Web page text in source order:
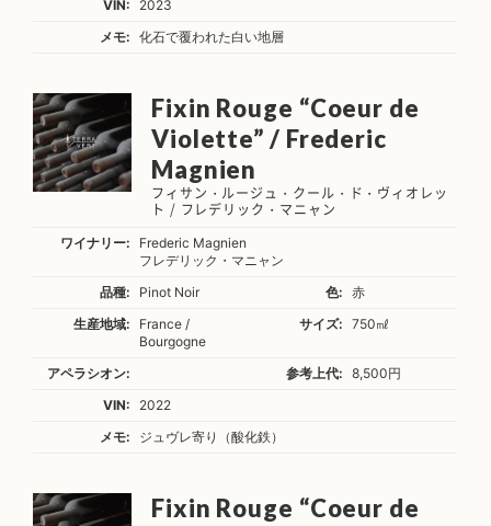
VIN:
2023
メモ:
化石で覆われた白い地層
Fixin Rouge “Coeur de
Violette” / Frederic
Magnien
フィサン・ルージュ・クール・ド・ヴィオレッ
ト / フレデリック・マニャン
ワイナリー:
Frederic Magnien
フレデリック・マニャン
品種:
Pinot Noir 色:
赤
生産地域:
France /
Bourgogne
サイズ: 750㎖
アペラシオン: 参考上代:
8,500円
VIN:
2022
メモ:
ジュヴレ寄り（酸化鉄）
Fixin Rouge “Coeur de